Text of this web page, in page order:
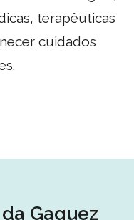
terapêuticas
cuidados
Gaguez